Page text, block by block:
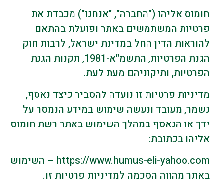
חומוס אליהו ("החברה", "אנחנו") מכבדת את
פרטיות המשתמשים באתר ופועלת בהתאם
להוראות הדין החל במדינת ישראל, לרבות חוק
הגנת הפרטיות, התשמ"א-1981, תקנות הגנת
הפרטיות, ותיקוניהם מעת לעת.
מדיניות פרטיות זו נועדה להסביר כיצד נאסף,
נשמר, מעובד ונעשה שימוש במידע הנמסר על
ידך או הנאסף במהלך השימוש באתר רשת חומוס
אליהו בכתובת:
https://www.humus-eli-yahoo.com – השימוש
באתר מהווה הסכמה למדיניות פרטיות זו.